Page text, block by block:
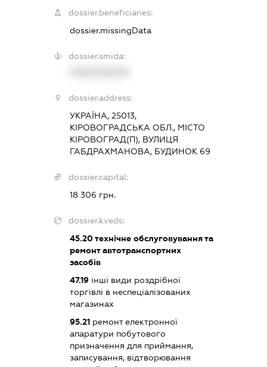
dossier.beneficiaries:
dossier.missingData
dossier.smida:
dossier.address:
УКРАЇНА, 25013,
КІРОВОГРАДСЬКА ОБЛ., МІСТО
КІРОВОГРАД(П), ВУЛИЦЯ
ГАБДРАХМАНОВА, БУДИНОК 69
dossier.capital:
18 306 грн.
dossier.kveds:
45.20технічне обслуговування та
ремонт автотранспортних
засобів
47.19 інші види роздрібної
торгівлі в неспеціалізованих
магазинах
95.21 ремонт електронної
апаратури побутового
призначення для приймання,
записування, відтворювання